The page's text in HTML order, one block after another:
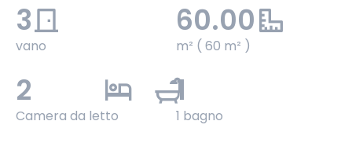
3
vano
60.00
m² ( 60 m² )
2
Camera da letto
1
1 bagno